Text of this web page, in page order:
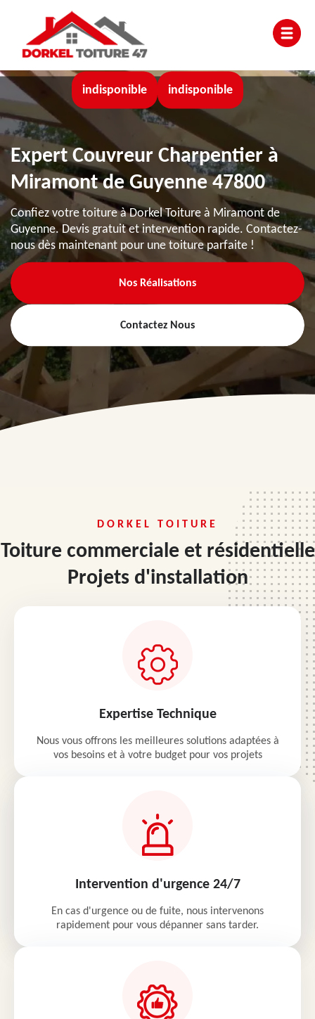
indisponible indisponible
Expert Couvreur Charpentier à
Miramont de Guyenne 47800
Confiez votre toiture à Dorkel Toiture à Miramont de
Guyenne. Devis gratuit et intervention rapide. Contactez-
nous dès maintenant pour une toiture parfaite !
Nos Réalisations
Contactez Nous
DORKEL TOITURE
Toiture commerciale et résidentielle
Projets d'installation
Expertise Technique
Nous vous offrons les meilleures solutions adaptées à
vos besoins et à votre budget pour vos projets
Intervention d'urgence 24/7
En cas d'urgence ou de fuite, nous intervenons
rapidement pour vous dépanner sans tarder.